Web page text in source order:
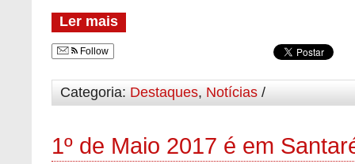
Ler mais
Follow
Categoria: Destaques, Notícias /
1º de Maio 2017 é em